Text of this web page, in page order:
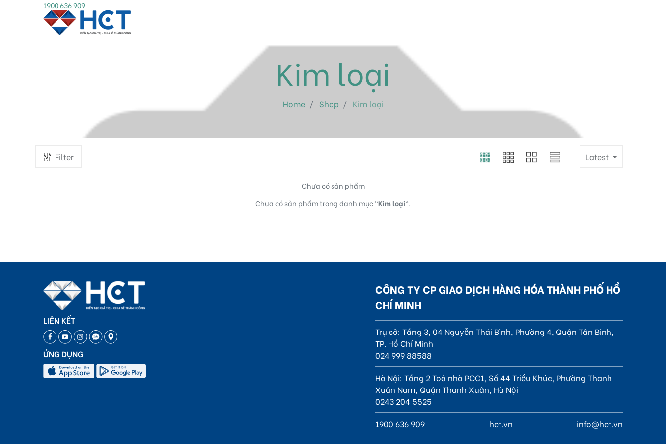
1900 636 909
Kim loại
Home Shop Kim loại
Filter Latest
Chưa có sản phẩm
Chưa có sản phẩm trong danh mục "Kim loại".
LIÊN KẾT
ỨNG DỤNG
CÔNG TY CP GIAO DỊCH HÀNG HÓA THÀNH PHỐ HỒ
CHÍ MINH
Trụ sở: Tầng 3, 04 Nguyễn Thái Bình, Phường 4, Quận Tân Bình,
TP. Hồ Chí Minh
024 999 88588
Hà Nội: Tầng 2 Toà nhà PCC1, Số 44 Triều Khúc, Phường Thanh
Xuân Nam, Quận Thanh Xuân, Hà Nội
0243 204 5525
1900 636 909
hct.vn info@hct.vn